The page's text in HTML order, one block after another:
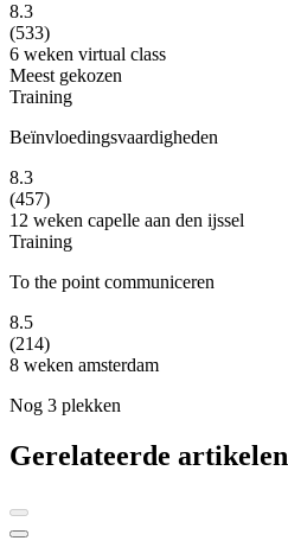
8.3
(533)
6 weken virtual class
Meest gekozen
Training
Beïnvloedingsvaardigheden
8.3
(457)
12 weken capelle aan den ijssel
Training
To the point communiceren
8.5
(214)
8 weken amsterdam
Nog 3 plekken
Gerelateerde artikelen